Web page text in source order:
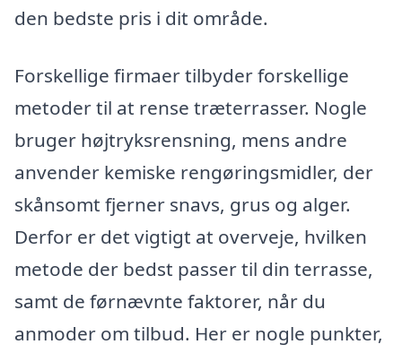
den bedste pris i dit område.
Forskellige firmaer tilbyder forskellige
metoder til at rense træterrasser. Nogle
bruger højtryksrensning, mens andre
anvender kemiske rengøringsmidler, der
skånsomt fjerner snavs, grus og alger.
Derfor er det vigtigt at overveje, hvilken
metode der bedst passer til din terrasse,
samt de førnævnte faktorer, når du
anmoder om tilbud. Her er nogle punkter,